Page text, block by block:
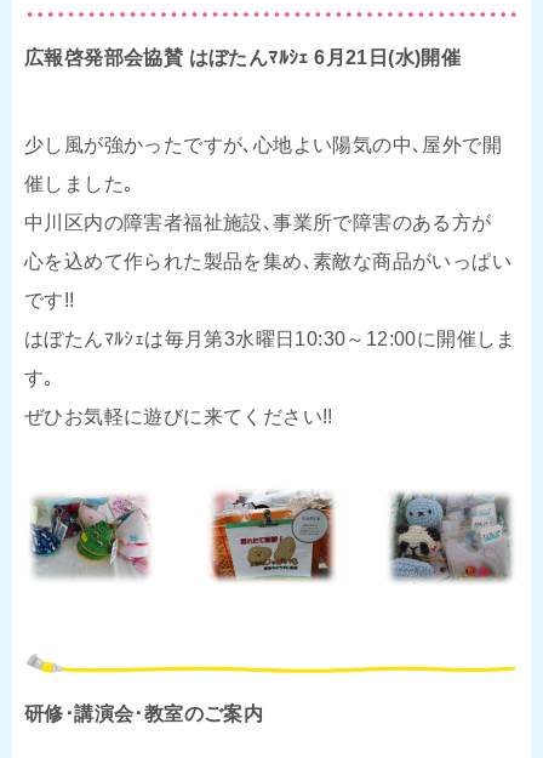
広報啓発部会協賛 はぼたんﾏﾙｼｪ 6月21日(水)開催
少し風が強かったですが､心地よい陽気の中､屋外で開
催しました｡
中川区内の障害者福祉施設､事業所で障害のある方が
心を込めて作られた製品を集め､素敵な商品がいっぱい
です!!
はぼたんﾏﾙｼｪは毎月第3水曜日10:30～12:00に開催しま
す｡
ぜひお気軽に遊びに来てください!!
研修･講演会･教室のご案内